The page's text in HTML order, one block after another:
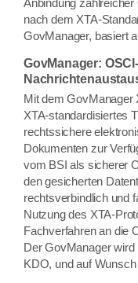
nach dem XTA-
GovManager, basiert
GovManager:
Mit dem GovManager
XTA-standardisiertes
rechtssichere
Dokumenten zur
vom BSI als sicherer
den gesicherten
rechtsverbindlich und
Nutzung des XTA-
Fachverfahren an die
Der GovManager
KDO, und auf